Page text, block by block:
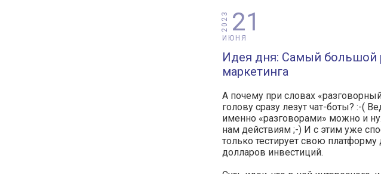
21
ИЮНЯ
2023
Идея дня: Самый большой
маркетинга
А почему при словах
голову сразу лезут чат-боты? :-(
именно «разговорами» можно и
нам действиям ;-) И с этим уже
только тестирует свою
долларов инвестиций.